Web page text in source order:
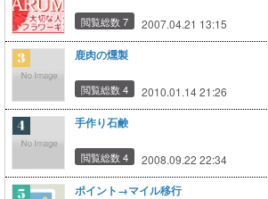
閲覧総数 7 2007.04.21 13:15
鹿肉の燻製
閲覧総数 4 2010.01.14 21:26
手作り石鹸
閲覧総数 4 2008.09.22 22:34
ポイント→マイル移行